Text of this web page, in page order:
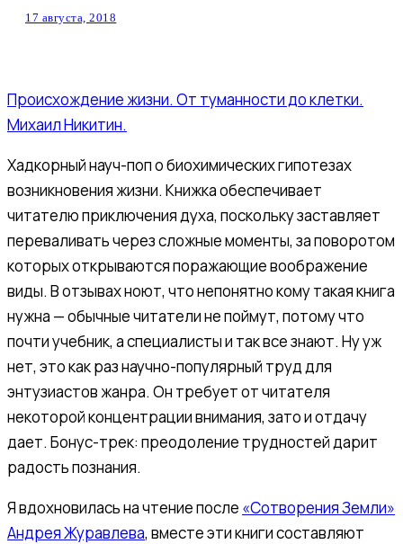
17 августа, 2018
Происхождение жизни. От туманности до клетки.
Михаил Никитин.
Хадкорный науч-поп о биохимических гипотезах
возникновения жизни. Книжка обеспечивает
читателю приключения духа, поскольку заставляет
переваливать через сложные моменты, за поворотом
которых открываются поражающие воображение
виды. В отзывах ноют, что непонятно кому такая книга
нужна — обычные читатели не поймут, потому что
почти учебник, а специалисты и так все знают. Ну уж
нет, это как раз научно-популярный труд для
энтузиастов жанра. Он требует от читателя
некоторой концентрации внимания, зато и отдачу
дает. Бонус-трек: преодоление трудностей дарит
радость познания.
Я вдохновилась на чтение после «Сотворения Земли»
Андрея Журавлева, вместе эти книги составляют